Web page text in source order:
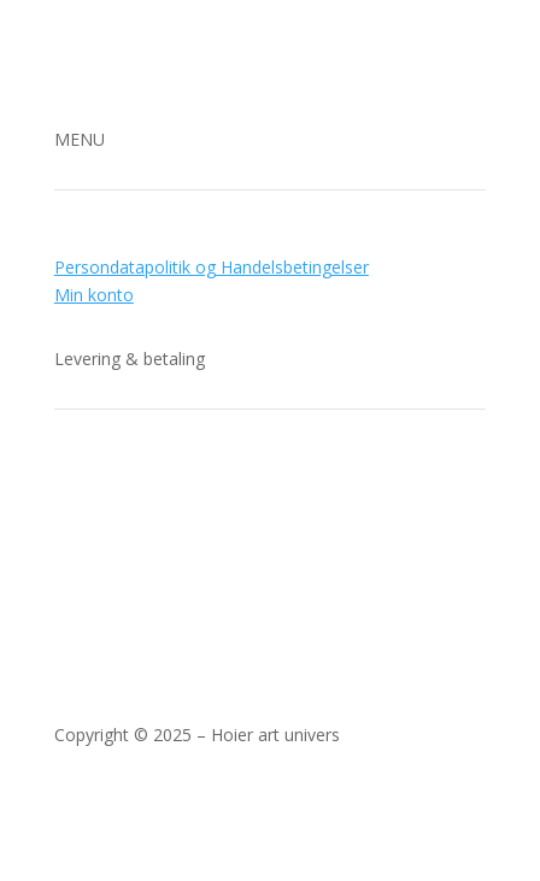
MENU
Persondatapolitik og Handelsbetingelser
Min konto
Levering & betaling
Copyright © 2025 – Hoier art univers